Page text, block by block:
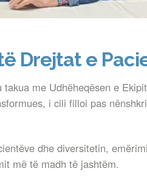
Drejtat e
me Udhëheqësen e
i cili filloi pas
dhe diversitetin,
më të madh të jashtëm.